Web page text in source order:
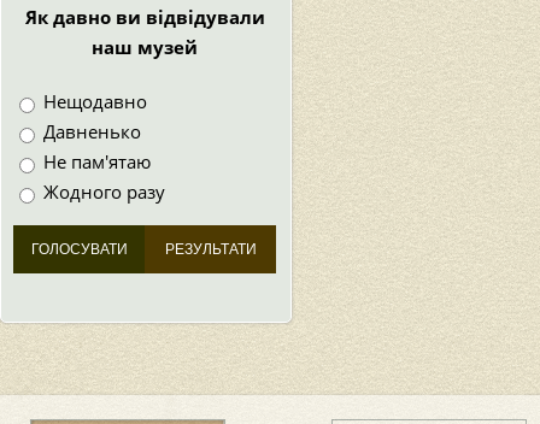
Як давно ви відвідували
наш музей
Нещодавно
Давненько
Не пам'ятаю
Жодного разу